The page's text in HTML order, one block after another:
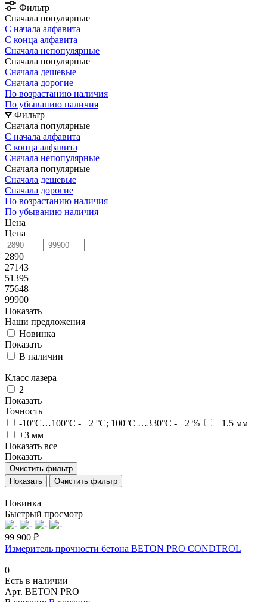
Фильтр
Сначала популярные
С начала алфавита
С конца алфавита
Сначала непопулярные
Сначала популярные
Сначала дешевые
Сначала дорогие
По возрастанию наличия
По убыванию наличия
Фильтр
Сначала популярные
С начала алфавита
С конца алфавита
Сначала непопулярные
Сначала популярные
Сначала дешевые
Сначала дорогие
По возрастанию наличия
По убыванию наличия
Цена
Цена
2890
27143
51395
75648
99900
Показать
Наши предложения
Новинка
Показать
В наличии
Класс лазера
2
Показать
Точность
-10°C…100°C - ±2 °C; 100°C …330°C - ±2 %
±1.5 мм
±3 мм
Показать все
Показать
Очистить фильтр
Очистить фильтр
Новинка
Быстрый просмотр
99 900 ₽
Измеритель прочности бетона BETON PRO CONDTROL
0
Есть в наличии
Арт. BETON PRO